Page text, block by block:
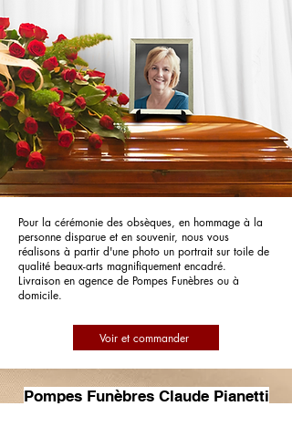
Pour la cérémonie des obsèques, en hommage à la
personne disparue et en souvenir, nous vous
réalisons à partir d'une photo un portrait sur toile de
qualité beaux-arts magnifiquement encadré.
Livraison en agence de Pompes Funèbres ou à
domicile.
Voir et commander
Pompes Funèbres Claude Pianetti